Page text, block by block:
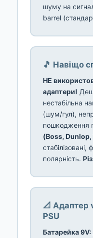
шуму на
barrel
🎵 Навіщо
НЕ
адаптери!
нестабільна
(шум/гул),
пошкодження
(Boss,
стабілізовані,
полярність.
📐 Адаптер
PSU
Батарейка 9V: